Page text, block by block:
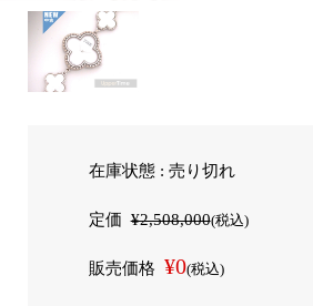
在庫状態 : 売り切れ
定価¥2,508,000(税込)
販売価格 ¥0(税込)